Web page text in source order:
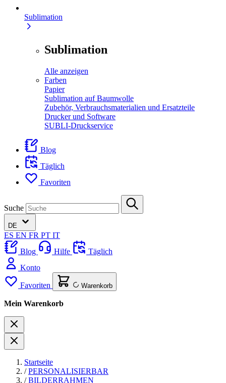
Sublimation
Sublimation
Alle anzeigen
Farben
Papier
Sublimation auf Baumwolle
Zubehör, Verbrauchsmaterialien und Ersatzteile
Drucker und Software
SUBLI-Druckservice
Blog
Täglich
Favoriten
Suche
DE
ES EN FR PT IT
Blog
Hilfe
Täglich
Konto
Favoriten Warenkorb
Mein Warenkorb
Startseite
/ PERSONALISIERBAR
/ BILDERRAHMEN